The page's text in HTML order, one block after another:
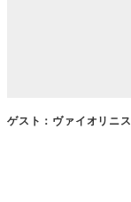
ゲスト：ヴァイオリ